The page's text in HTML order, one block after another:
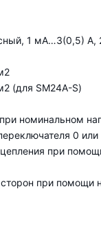
1 мА…3(0,5) А,
(для SM24A-S)
номинальном
0 или
при
сторон при помощи